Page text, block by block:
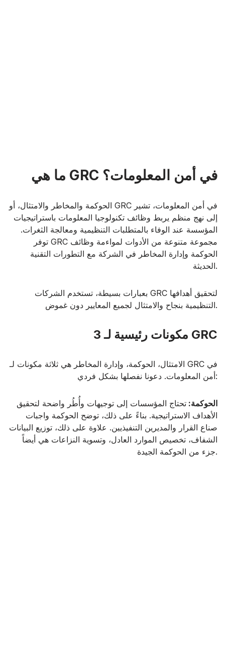
ما هي GRC في أمن المعلومات؟
الحوكمة والمخاطر والامتثال، أو GRC في أمن المعلومات، تشير
إلى نهج منظم يربط وظائف تكنولوجيا المعلومات باستراتيجيات
المؤسسة عند الوفاء بالمتطلبات التنظيمية ومعالجة الثغرات.
توفر GRC مجموعة متنوعة من الأدوات لمواءمة وظائف
الحوكمة وإدارة المخاطر في الشركة مع التطورات التقنية
الحديثة.
بعبارات بسيطة، تستخدم الشركات GRC لتحقيق أهدافها
التنظيمية بنجاح والامتثال لجميع المعايير دون غموض.
3 مكونات رئيسية لـ GRC
الامتثال، الحوكمة، وإدارة المخاطر هي ثلاثة مكونات لـ GRC في
أمن المعلومات. دعونا نفصلها بشكل فردي:
الحوكمة: تحتاج المؤسسات إلى توجيهات وأُطُر واضحة لتحقيق
الأهداف الاستراتيجية. بناءً على ذلك، توضح الحوكمة واجبات
صناع القرار والمديرين التنفيذيين. علاوة على ذلك، توزيع البيانات
الشفاف، تخصيص الموارد العادل، وتسوية النزاعات هي أيضاً
جزء من الحوكمة الجيدة.